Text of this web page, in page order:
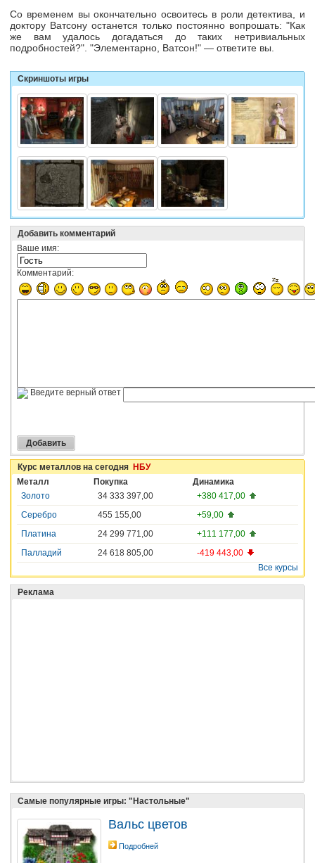
Со временем вы окончательно освоитесь в роли детектива, и
доктору Ватсону останется только постоянно вопрошать: "Как
же вам удалось догадаться до таких нетривиальных
подробностей?". "Элементарно, Ватсон!" — ответите вы.
Скриншоты игры
Добавить комментарий
Ваше имя:
Комментарий:
Введите верный ответ
Курс металлов на сегодня НБУ
Металл
Покупка
Динамика
Золото
34 333 397,00
+380 417,00
Серебро
455 155,00
+59,00
Платина
24 299 771,00
+111 177,00
Палладий
24 618 805,00
-419 443,00
Все курсы
Реклама
Самые популярные игры: "Настольные"
Вальс цветов
Подробней